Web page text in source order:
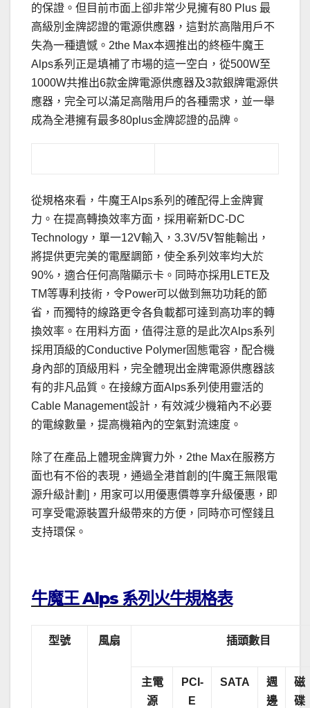
的保證。但目前市面上卻非常少見擁有80 Plus 最
高級別金牌認證的電源供應器，這對於高階用戶不
失為一種遺憾。2the Max本週推出的終極牛魔王
Alps系列正是填補了市場的這一空白，從500W至
1000W共推出6款金牌電源供應器及3款銀牌電源供
應器，完全可以滿足高階用戶的各種需求，並一舉
成為全港擁有最多80plus金牌認證的品牌。
從規格來看，牛魔王Alps系列的確配得上金牌實
力。在提高轉換效率方面，採用嶄新DC-DC
Technology，單一12V輸入，3.3V/5V智能輸出，
將提供更完美的電壓調節，使全系列效率均大於
90%，適合任何高階顯示卡。同時亦採用LETE及
TM等專利技術，令Power可以做到無功功耗的節
省，而獨特的線路更令各負載都可達到高功率的轉
換效率。在用料方面，值得注意的是此次Alps系列
採用頂級的Conductive Polymer固態電容，配合機
身內部的頂級用料，完全體現出金牌電源供應器該
有的非凡品質。在接線方面Alps系列使用靈活的
Cable Management設計，有效減少機箱內不必要
的電線數量，提高機箱內的空氣對流速度。
除了在產品上體現金牌實力外，2the Max在服務方
面也有不俗的表現，通過全港首創的[牛魔王無限電
源升級計劃]，用家可以用優惠價尊享升級優惠，即
可享受電源裝置升級帶來的方便，同時亦可慳錢且
支持環保。
牛魔王 Alps 系列火牛規格表
型號 風扇 插頭數目
主電
源
PCI-
E
SATA
週
邊
磁
碟